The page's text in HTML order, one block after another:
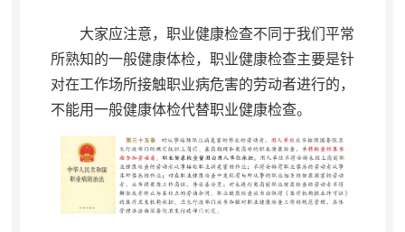
大家应注意， 职业健康检查不同于我们平常
所熟知的一般健康体检，职业健康检查主要是针
对在工作场所接触职业病危害的劳动者进行的，
不能用一般健康体检代替职业健康检查。